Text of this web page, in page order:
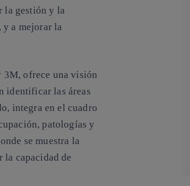
la gestión y la
a mejorar la
3M, ofrece una visión
identificar las áreas
integra en el cuadro
patologías y
se muestra la
la capacidad de